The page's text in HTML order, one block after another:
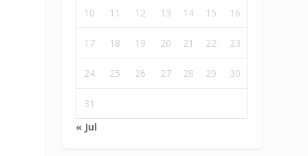
10 11 12 13 14 15 16
17 18 19 20 21 22 23
24 25 26 27 28 29 30
31
« Jul